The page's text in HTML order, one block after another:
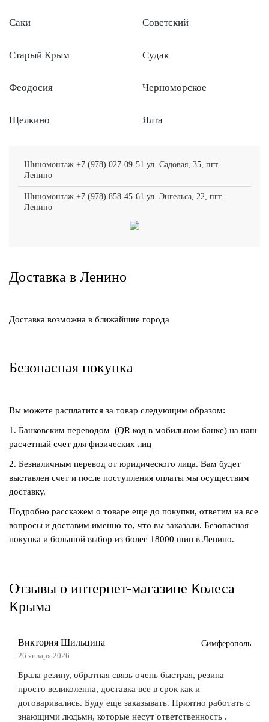
Саки Советский
Старый Крым Судак
Феодосия Черноморское
Щелкино Ялта
Шиномонтаж +7 (978) 027-09-51 ул. Садовая, 35, пгт.
Ленино
Шиномонтаж +7 (978) 858-45-61 ул. Энгельса, 22, пгт.
Ленино
Доставка в Ленино
Доставка возможна в ближайшие города
Безопасная покупка
Вы можете расплатится за товар следующим образом:
1. Банковским переводом (QR код в мобильном банке) на наш
расчетный счет для физических лиц
2. Безналичным перевод от юридического лица. Вам будет
выставлен счет и после поступления оплаты мы осуществим
доставку.
Подробно расскажем о товаре еще до покупки, ответим на все
вопросы и доставим именно то, что вы заказали. Безопасная
покупка и большой выбор из более 18000 шин в Ленино.
Отзывы о интернет-магазине Колеса
Крыма
Виктория Шильцина
26 января 2026
Симферополь
Брала резину, обратная связь очень быстрая, резина
просто великолепна, доставка все в срок как и
договаривались. Буду еще заказывать. Приятно работать с
знающими людьми, которые несут ответственность .